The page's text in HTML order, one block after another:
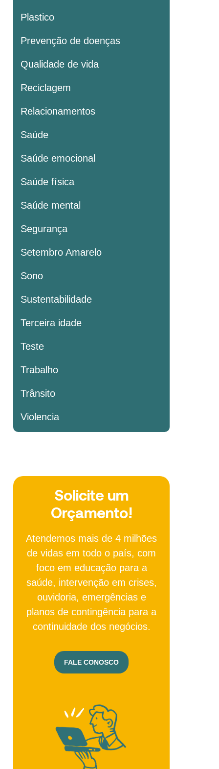
Plastico
Prevenção de doenças
Qualidade de vida
Reciclagem
Relacionamentos
Saúde
Saúde emocional
Saúde física
Saúde mental
Segurança
Setembro Amarelo
Sono
Sustentabilidade
Terceira idade
Teste
Trabalho
Trânsito
Violencia
Solicite um
Orçamento!
Atendemos mais de 4 milhões
de vidas em todo o país, com
foco em educação para a
saúde, intervenção em crises,
ouvidoria, emergências e
planos de contingência para a
continuidade dos negócios.
FALE CONOSCO